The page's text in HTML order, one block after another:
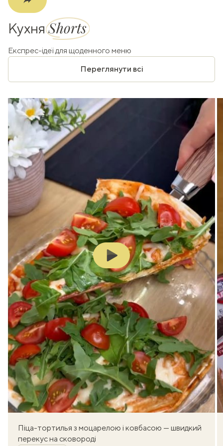
КухняShorts
Експрес-ідеї для щоденного меню
Переглянути всі
Play
Піца-тортилья з моцарелою і ковбасою — швидкий
перекус на сковороді